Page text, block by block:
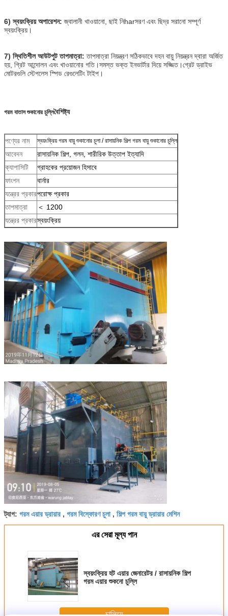
6) স্বয়ংক্রিয় অপারেশন: জ্বালানী খাওয়ানো, ছাই নিharসরণ এবং ছিদ্র সরানো সম্পূর্ণ
স্বয়ংক্রিয়।
7) স্থিতিশীল আউটপুট তাপমাত্রা:তাপমাত্রা নিয়ন্ত্রণ সঠিকভাবে দহন বায়ু নিয়ন্ত্রন দ্বারা অর্জিত
হয়, গ্রিট আন্দোলন এবং খাওয়ানোর গতি।সমস্ত ভক্ত ইনভার্টার দিয়ে সজ্জিত।গ্রেট ড্রাইভ
মোটরগুলি স্টেপলেস স্পিড রেগুলেটিং টাইপ।
গরম বাতাস শুকানোর চুল্লিবৈশিষ্ট্য
পণ্যের নাম স্বয়ংক্রিয় গরম বায়ু শুকানোর চুলা / রাসায়নিক শিল্প গরম বায়ু শুকানোর চুল্লি
আবেদন
রাসায়নিক শিল্প, গলন, শারীরিক উত্তাপ ইত্যাদি
ক্যাপাসিটি
গ্রাহকের প্রয়োজন হিসাবে
ফাংশন
বার্নার
যন্ত্রের প্রকারপরোক্ষ প্রকার
তাপমাত্রা
＜ 1200
যন্ত্রের প্রকারস্বয়ংক্রিয়
ট্যাগ: গরম এয়ার ড্রায়ার , গরম বিস্ফোরণ চুলা, শিল্প গরম বায়ু ড্রায়ার মেশিন
এর সেরা মূল্য পান
স্বয়ংক্রিয় হট এয়ার জেনারেটর / রাসায়নিক শিল্প
গরম এয়ার শুকনো চুল্লি